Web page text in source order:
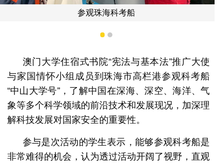
1 2
澳门大学住宿式书院“宪法与基本法”推广大使
与家国情怀小组成员到珠海市高栏港参观科考船
“中山大学号”，了解中国在深海、深空、海洋、气
象等多个科学领域的前沿技术和发展现况，加深理
解科技发展对国家安全的重要性。
参与是次活动的学生表示，能够参观科考船是
非常难得的机会，认为透过活动开阔了视野，直观